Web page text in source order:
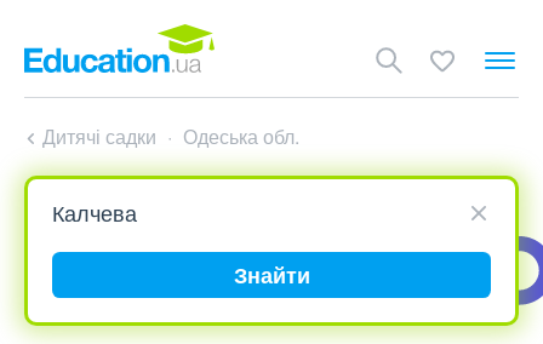
Дитячі садки Одеська обл.
Знайти